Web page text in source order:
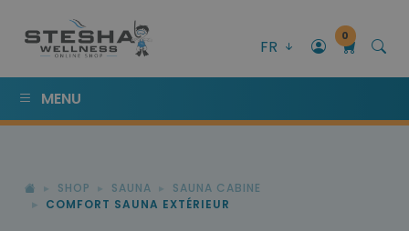
FR
0
MENU
SHOP SAUNA
SAUNA CABINE
COMFORT SAUNA EXTÉRIEUR